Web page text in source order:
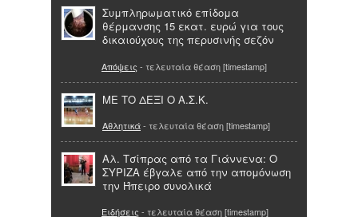
Συμπληρωματικό επίδομα
θέρμανσης 15 εκατ. ευρώ για τους
δικαιούχους της περυσινής σεζόν
Απόψεις - τελευταία θέαση [timestamp]
ΜΕ ΤΟ ΔΕΞΙ Ο Α.Σ.Κ.
Αθλητικά- τελευταία θέαση [timestamp]
Αλ. Τσίπρας από τα Γιάννενα: Ο
ΣΥΡΙΖΑ έβγαλε από την απομόνωση
την Ήπειρο συνολικά
Ειδήσεις - τελευταία θέαση [timestamp]